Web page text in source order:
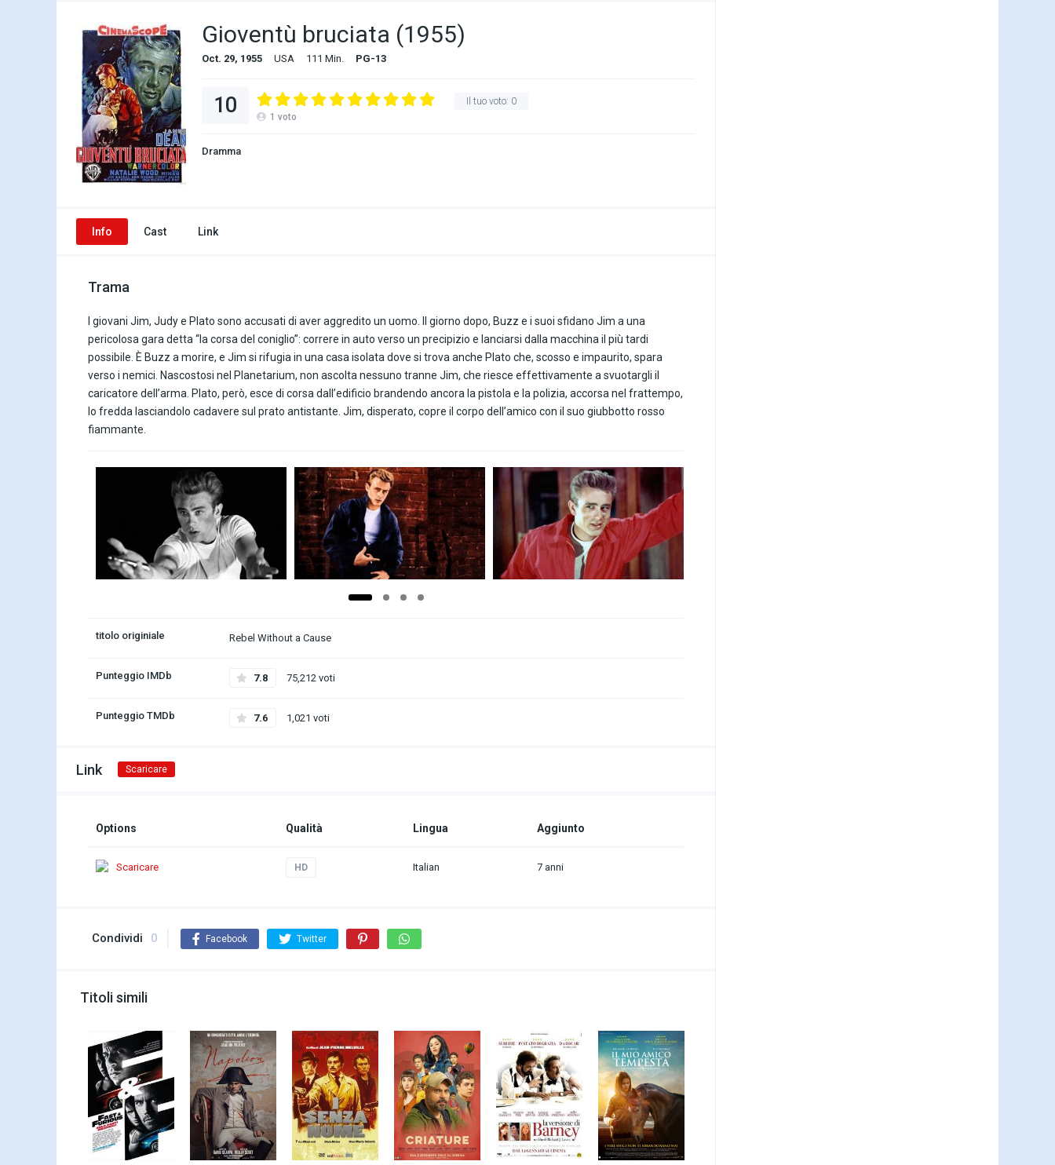
Gioventù bruciata (1955)
Oct. 29, 1955 USA 111 Min. PG-13
Il tuo voto: 0
10 1 voto
Dramma
Info Cast Link
Trama
I giovani Jim, Judy e Plato sono accusati di aver aggredito un uomo. Il giorno dopo, Buzz e i suoi sfidano Jim a una
pericolosa gara detta “la corsa del coniglio”: correre in auto verso un precipizio e lanciarsi dalla macchina il più tardi
possibile. È Buzz a morire, e Jim si rifugia in una casa isolata dove si trova anche Plato che, scosso e impaurito, spara
verso i nemici. Nascostosi nel Planetarium, non ascolta nessuno tranne Jim, che riesce effettivamente a svuotargli il
caricatore dell’arma. Plato, però, esce di corsa dall’edificio brandendo ancora la pistola e la polizia, accorsa nel frattempo,
lo fredda lasciandolo cadavere sul prato antistante. Jim, disperato, copre il corpo dell’amico con il suo giubbotto rosso
fiammante.
titolo originiale Rebel Without a Cause
Punteggio IMDb 7.8 75,212 voti
Punteggio TMDb 7.6 1,021 voti
Link Scaricare
Options Qualità Lingua Aggiunto
Scaricare HD Italian 7 anni
Condividi 0 Facebook Twitter
Titoli simili